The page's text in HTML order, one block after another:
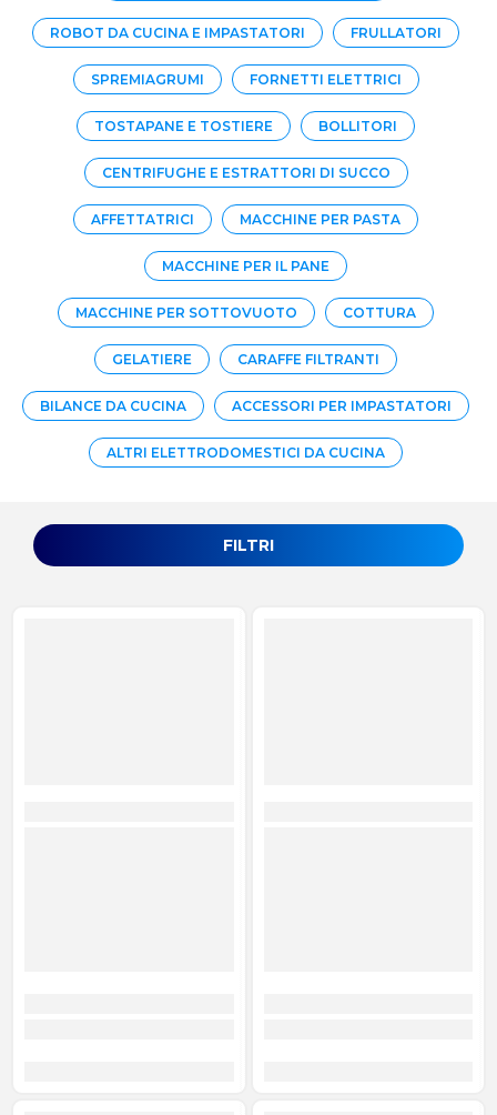
FILTRI
ROBOT DA CUCINA E IMPASTATORI FRULLATORI
SPREMIAGRUMI FORNETTI ELETTRICI
TOSTAPANE E TOSTIERE BOLLITORI
CENTRIFUGHE E ESTRATTORI DI SUCCO
AFFETTATRICI MACCHINE PER PASTA
MACCHINE PER IL PANE
MACCHINE PER SOTTOVUOTO COTTURA
GELATIERE CARAFFE FILTRANTI
BILANCE DA CUCINA ACCESSORI PER IMPASTATORI
ALTRI ELETTRODOMESTICI DA CUCINA